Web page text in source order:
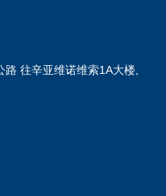
往辛亚维诺维索1A大楼,